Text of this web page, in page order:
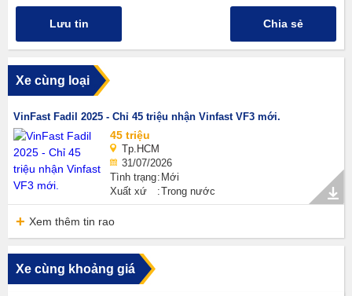
Lưu tin Chia sẻ
Xe cùng loại
VinFast Fadil 2025 - Chỉ 45 triệu nhận Vinfast VF3 mới.
45 triệu
Tp.HCM
31/07/2026
Tình trạng Mới
Xuất xứ
Trong nước
Xem thêm tin rao
Xe cùng khoảng giá